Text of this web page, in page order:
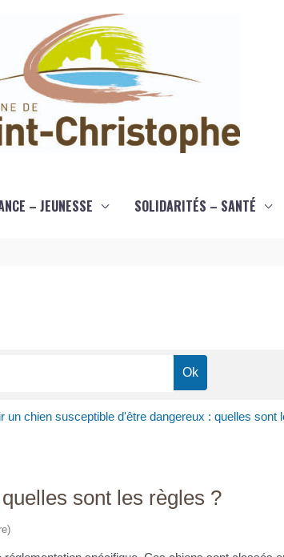
– JEUNESSE SOLIDARITÉS – SANTÉ
un chien susceptible d'être dangereux : quelles sont
sont les règles ?